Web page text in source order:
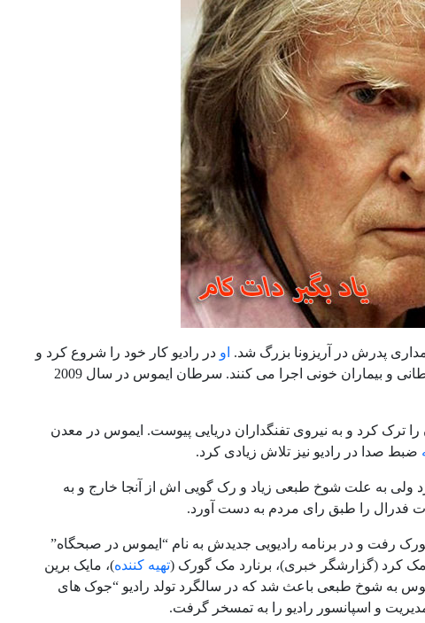
او در رادیو کار خود را شروع کرد و
با همسرش برنامه هایی را برای بچه های سرطانی و بیماران خونی اجرا می کنند. سرطان ایموس در سال 2009
نيروى تفنگداران دريايى پیوست. ایموس در معدن
ضبط صدا در رادیو نیز تلاش زیادی کرد.
به کار کرد ولی به علت شوخ طبعی زیاد و رک گویی اش از آنجا خارج و به
فدرال را طبق رای مردم به دست آورد.
رفت و در برنامه رادیویی جدیدش به نام “ایموس در صبحگاه”
کرد (گزارشگر خبری)، برنارد مک گورک (تهیه کننده)، مایک برین
به شوخ طبعی باعث شد که در سالگرد تولد رادیو “جوک های
و اسپانسور رادیو را به تمسخر گرفت.